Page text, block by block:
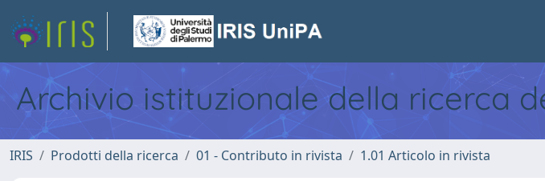
Archivio istituzionale della ricerca
IRIS Prodotti della ricerca 01 - Contributo in rivista 1.01 Articolo in rivista